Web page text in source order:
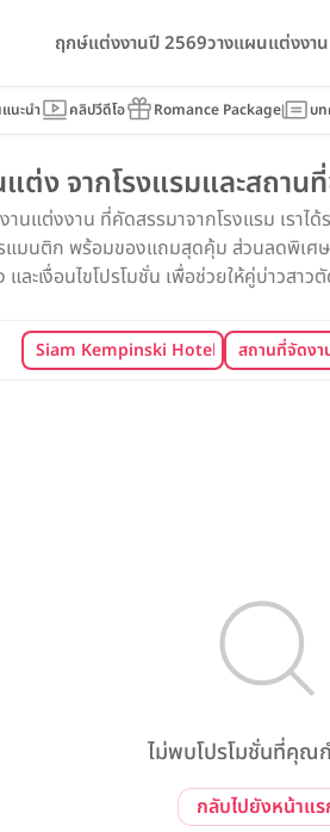
ฤกษ์แต่งงานปี 2569วางแผนแต่งงาน
นะนำ คลิปวีดีโอ Romance Package บ
ต่ง จากโรงแรมและสถาน
แต่งงาน ที่คัดสรรมาจากโรงแรม เราไ
แมนติก พร้อมของแถมสุดคุ้ม ส่วนลดพิ
ะเงื่อนไขโปรโมชั่น เพื่อช่วยให้คู่บ่าวส
Siam Kempinski Hotel Bangkok
สถานที่จัดง
ไม่พบโปรโมชั่นที่คุณ
กลับไปยังหน้าแ